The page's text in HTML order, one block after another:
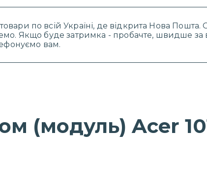
по всій Україні, де відкрита Нова
Якщо буде затримка - пробачте, швидше за
вам.
(модуль) Acer